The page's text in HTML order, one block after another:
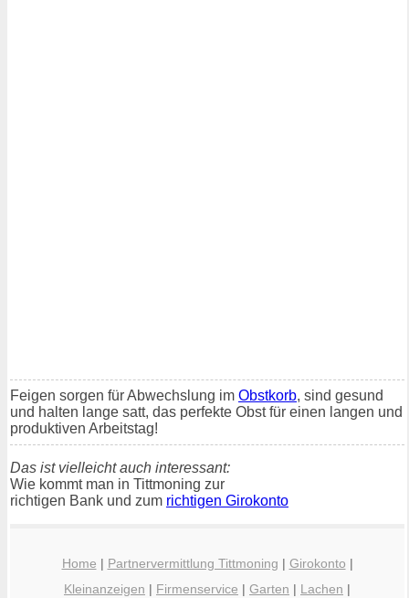
Feigen sorgen für Abwechslung im Obstkorb, sind gesund
und halten lange satt, das perfekte Obst für einen langen und
produktiven Arbeitstag!
Das ist vielleicht auch interessant:
Wie kommt man in Tittmoning zur
richtigen Bank und zum richtigen Girokonto
Home | Partnervermittlung Tittmoning | Girokonto |
Kleinanzeigen | Firmenservice | Garten | Lachen |